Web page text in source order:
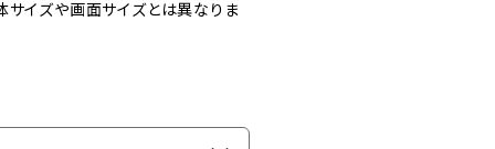
サイズや画面サイズとは異なりま